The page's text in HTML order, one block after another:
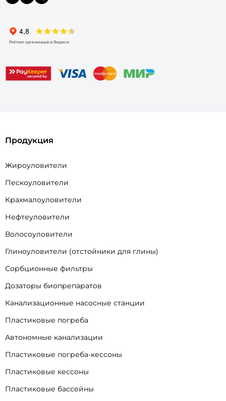
Продукция
Жироуловители
Пескоуловители
Крахмалоуловители
Нефтеуловители
Волосоуловители
Глиноуловители (отстойники для глины)
Сорбционные фильтры
Дозаторы биопрепаратов
Канализационные насосные станции
Пластиковые погреба
Автономные канализации
Пластиковые погреба-кессоны
Пластиковые кессоны
Пластиковые бассейны